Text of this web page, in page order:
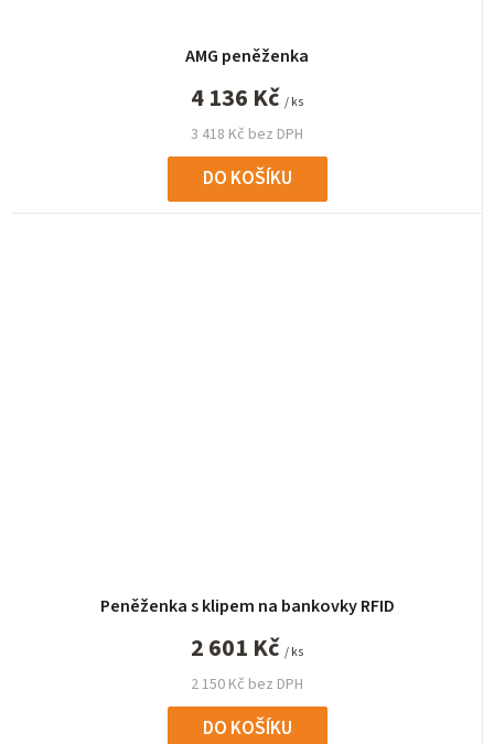
AMG peněženka
3 418 Kč bez DPH
4 136 Kč / ks
DO KOŠÍKU
Peněženka s klipem na bankovky RFID
2 150 Kč bez DPH
2 601 Kč / ks
DO KOŠÍKU